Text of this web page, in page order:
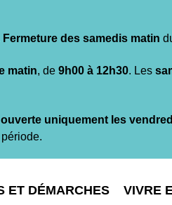
Fermeture des samedis matin
matin, de 9h00 à 12h30. Les
ouverte uniquement les
ET DÉMARCHES VIVRE